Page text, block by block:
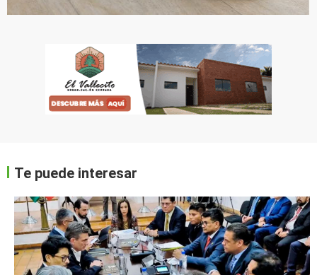
Te puede interesar